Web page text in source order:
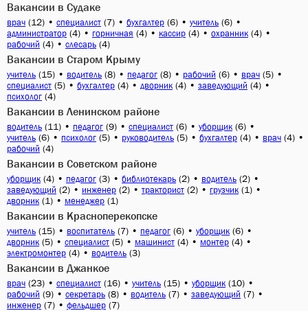
Вакансии в Судаке
врач (12) • специалист (7) • бухгалтер (6) • учитель (6) •
администратор (4) • горничная (4) • кассир (4) • охранник (4) •
рабочий (4) • слесарь (4)
Вакансии в Старом Крыму
учитель (15) • водитель (8) • педагог (8) • рабочий (6) • врач (5) •
специалист (5) • бухгалтер (4) • дворник (4) • заведующий (4) •
психолог (4)
Вакансии в Ленинском районе
водитель (11) • педагог (9) • специалист (6) • уборщик (6) •
учитель (6) • психолог (5) • руководитель (5) • бухгалтер (4) • врач (4) •
рабочий (4)
Вакансии в Советском районе
уборщик (4) • педагог (3) • библиотекарь (2) • водитель (2) •
заведующий (2) • инженер (2) • тракторист (2) • грузчик (1) •
дворник (1) • менеджер (1)
Вакансии в Красноперекопске
учитель (15) • воспитатель (7) • педагог (6) • уборщик (6) •
дворник (5) • специалист (5) • машинист (4) • монтер (4) •
электромонтер (4) • водитель (3)
Вакансии в Джанкое
врач (23) • специалист (16) • учитель (15) • уборщик (10) •
рабочий (9) • секретарь (8) • водитель (7) • заведующий (7) •
инженер (7) • фельдшер (7)